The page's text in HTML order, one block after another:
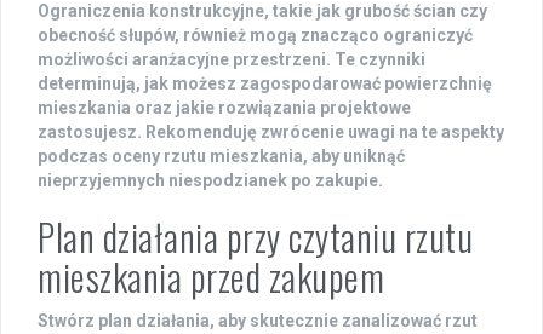
Ograniczenia konstrukcyjne, takie jak grubość ścian czy
obecność słupów, również mogą znacząco ograniczyć
możliwości aranżacyjne przestrzeni. Te czynniki
determinują, jak możesz zagospodarować powierzchnię
mieszkania oraz jakie rozwiązania projektowe
zastosujesz. Rekomenduję zwrócenie uwagi na te aspekty
podczas oceny rzutu mieszkania, aby uniknąć
nieprzyjemnych niespodzianek po zakupie.
Plan działania przy czytaniu rzutu
mieszkania przed zakupem
Stwórz plan działania, aby skutecznie zanalizować rzut